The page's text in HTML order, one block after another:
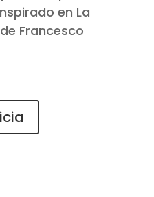
en La
Francesco